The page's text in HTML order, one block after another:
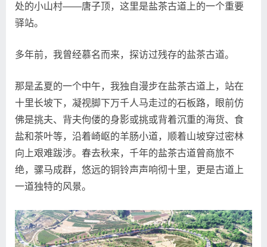
处的小山村——唐子顶，这里是盐茶古道上的一个重要
驿站。
多年前，我曾经慕名而来，探访过残存的盐茶古道。
那是孟夏的一个中午，我独自漫步在盐茶古道上，站在
十里长坡下，凝视脚下万千人马走过的石板路，眼前仿
佛是挑夫、背夫佝偻的身影或挑或背着沉重的海货、食
盐和茶叶等，沿着崎岖的羊肠小道，顺着山坡穿过密林
向上艰难跋涉。春去秋来，千年的盐茶古道曾商旅不
绝，骡马成群，悠远的铜铃声声响彻十里，更是古道上
一道独特的风景。